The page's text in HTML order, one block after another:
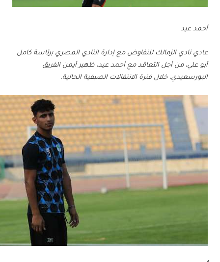
أحمد عيد
عادي نادي الزمالك للتفاوض مع إدارة النادي المصري برئاسة كامل
أبو علي، من أجل التعاقد مع أحمد عيد، ظهير أيمن الفريق
البورسعيدي، خلال فترة الانتقالات الصيفية الحالية.